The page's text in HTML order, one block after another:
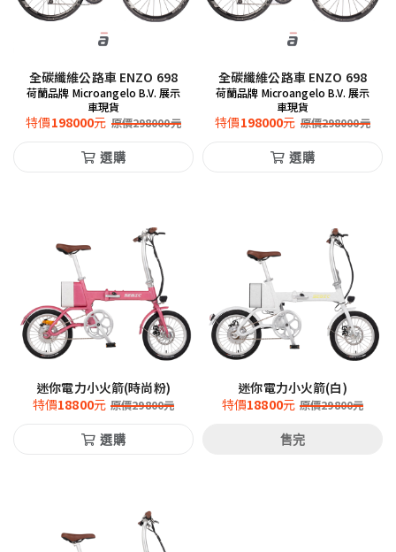
全碳纖維公路車 ENZO 698
荷蘭品牌 Microangelo B.V. 展示
車現貨
特價198000元 原價298000元
選購
全碳纖維公路車 ENZO 698
荷蘭品牌 Microangelo B.V. 展示
車現貨
特價198000元 原價298000元
選購
迷你電力小火箭(時尚粉)
特價18800元 原價29800元
選購
迷你電力小火箭(白)
特價18800元 原價29800元
售完